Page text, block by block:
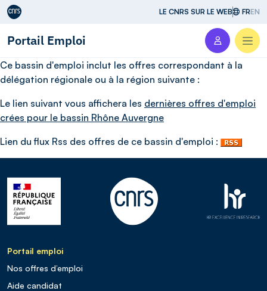
Aller au contenu LE CNRS SUR LE WEB FREN
Portail Emploi
Ce bassin d'emploi inclut les offres correspondant à la
délégation régionale ou à la région suivante :
Le lien suivant vous affichera les dernières offres d'emploi
crées pour le bassin Rhône Auvergne
Lien du flux Rss des offres de ce bassin d'emploi :
Portail emploi
Nos offres d’emploi
Aide candidat